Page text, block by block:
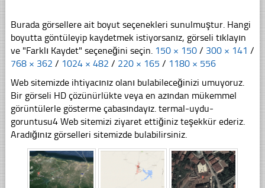
Burada görsellere ait boyut seçenekleri sunulmuştur. Hangi
boyutta göntüleyip kaydetmek istiyorsanız, görseli tıklayın
ve "Farklı Kaydet" seçeneğini seçin. 150 × 150 / 300 × 141 /
768 × 362 / 1024 × 482 / 220 × 165 / 1180 × 556
Web sitemizde ihtiyacınız olanı bulabileceğinizi umuyoruz.
Bir görseli HD çözünürlükte veya en azından mükemmel
görüntülerle gösterme çabasındayız. termal-uydu-
goruntusu4 Web sitemizi ziyaret ettiğiniz teşekkür ederiz.
Aradığınız görselleri sitemizde bulabilirsiniz.